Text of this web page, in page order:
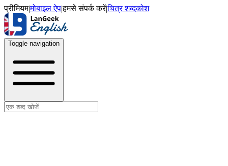
प्रीमियम|मोबाइल ऐप|हमसे संपर्क करें|चित्र शब्दकोश
Toggle navigation